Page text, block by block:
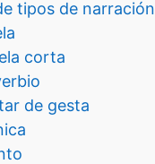
tipos de narración
corta
de gesta